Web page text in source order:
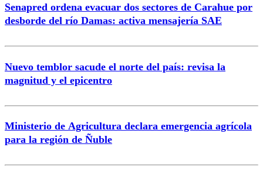
Senapred ordena evacuar dos sectores de Carahue por
desborde del río Damas: activa mensajería SAE
Nuevo temblor sacude el norte del país: revisa la
magnitud y el epicentro
Ministerio de Agricultura declara emergencia agrícola
para la región de Ñuble